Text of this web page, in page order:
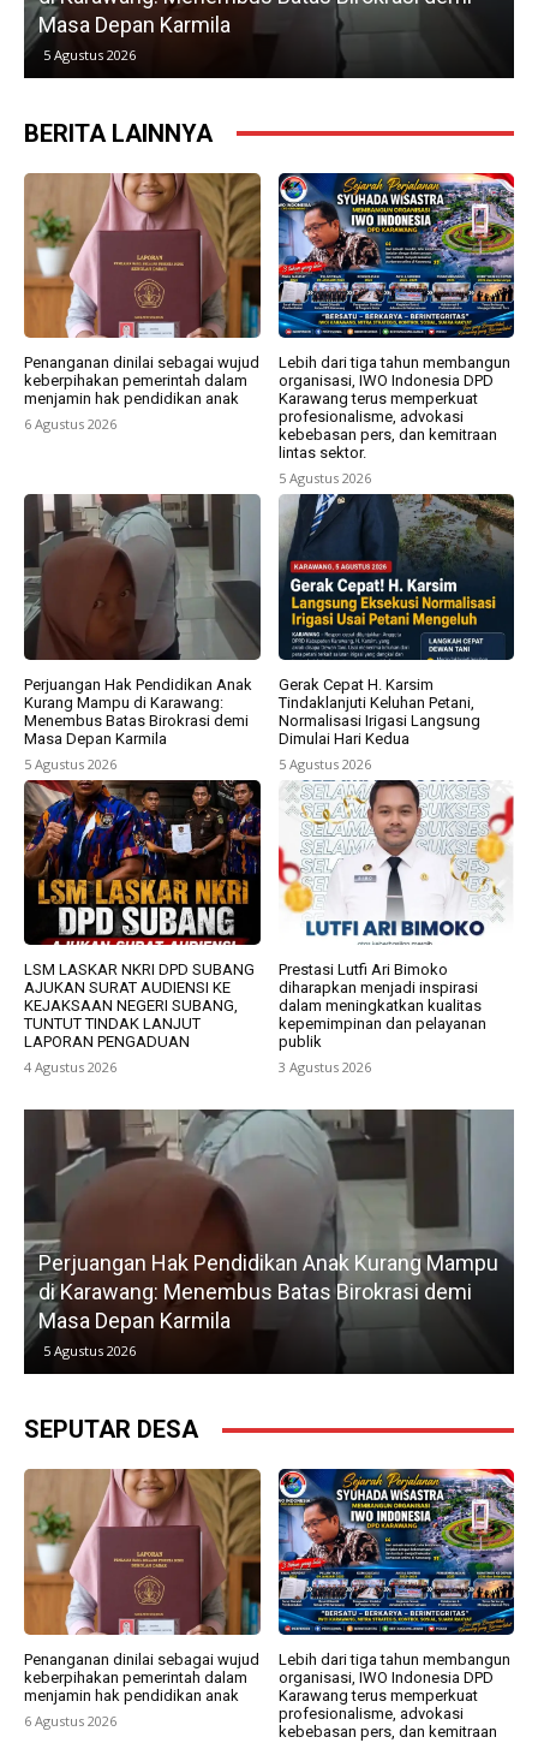
Masa Depan Karmila
5 Agustus 2026
BERITA LAINNYA
Penanganan dinilai sebagai wujud
keberpihakan pemerintah dalam
menjamin hak pendidikan anak
6 Agustus 2026
Lebih dari tiga tahun membangun
organisasi, IWO Indonesia DPD
Karawang terus memperkuat
profesionalisme, advokasi
kebebasan pers, dan kemitraan
lintas sektor.
5 Agustus 2026
Perjuangan Hak Pendidikan Anak
Kurang Mampu di Karawang:
Menembus Batas Birokrasi demi
Masa Depan Karmila
5 Agustus 2026
Gerak Cepat H. Karsim
Tindaklanjuti Keluhan Petani,
Normalisasi Irigasi Langsung
Dimulai Hari Kedua
5 Agustus 2026
LSM LASKAR NKRI DPD SUBANG
AJUKAN SURAT AUDIENSI KE
KEJAKSAAN NEGERI SUBANG,
TUNTUT TINDAK LANJUT
LAPORAN PENGADUAN
4 Agustus 2026
Prestasi Lutfi Ari Bimoko
diharapkan menjadi inspirasi
dalam meningkatkan kualitas
kepemimpinan dan pelayanan
publik
3 Agustus 2026
Perjuangan Hak Pendidikan Anak Kurang Mampu
di Karawang: Menembus Batas Birokrasi demi
Masa Depan Karmila
5 Agustus 2026
SEPUTAR DESA
Penanganan dinilai sebagai wujud
keberpihakan pemerintah dalam
menjamin hak pendidikan anak
6 Agustus 2026
Lebih dari tiga tahun membangun
organisasi, IWO Indonesia DPD
Karawang terus memperkuat
profesionalisme, advokasi
kebebasan pers, dan kemitraan